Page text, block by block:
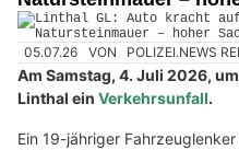
05.07.26 VON POLIZEI.NEWS
Am Samstag, 4. Juli 2026,
Linthal ein Verkehrsunfall.
Ein 19-jähriger